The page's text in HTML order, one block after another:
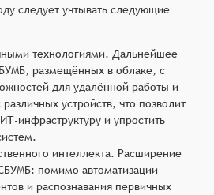
следует учтывать следующие
технологиями. Дальнейшее
размещённых в облаке, с
для удалённой работы и
устройств, что позволит
инфраструктуру и упростить
интеллекта. Расширение
помимо автоматизации
и распознавания первичных